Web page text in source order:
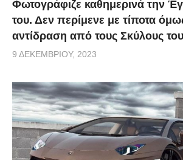
Φωτογράφιζε καθημερινά την
του. Δεν περίμενε με τίποτα
αντίδραση από τους Σκύλους
9 ΔΕΚΕΜΒΡΊΟΥ, 2023